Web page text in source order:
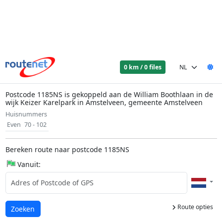
0 km / 0 files
Postcode 1185NS is gekoppeld aan de William Boothlaan in de
wijk Keizer Karelpark in Amstelveen, gemeente Amstelveen
Huisnummers
Even 70 - 102
Bereken route naar postcode 1185NS
Vanuit:
Route opties
Laden...
Zoeken